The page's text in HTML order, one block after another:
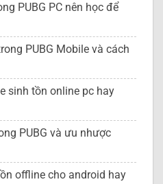
PUBG PC nên học để
PUBG Mobile và cách
sinh tồn online pc hay
PUBG và ưu nhược
offline cho android hay